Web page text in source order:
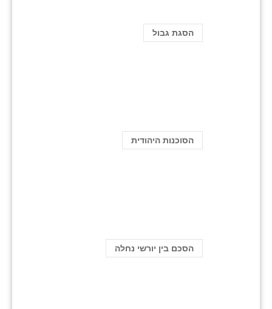
הסגת גבול
הסוכנות היהודית
הסכם בין יורשי נחלה